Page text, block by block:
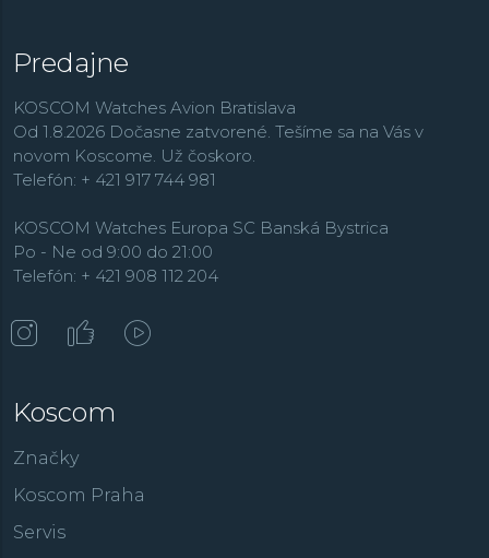
Predajne
KOSCOM Watches Avion Bratislava
Od 1.8.2026 Dočasne zatvorené. Tešíme sa na Vás v
novom Koscome. Už čoskoro.
Telefón: + 421 917 744 981
KOSCOM Watches Europa SC Banská Bystrica
Po - Ne od 9:00 do 21:00
Telefón: + 421 908 112 204
Koscom
Značky
Koscom Praha
Servis